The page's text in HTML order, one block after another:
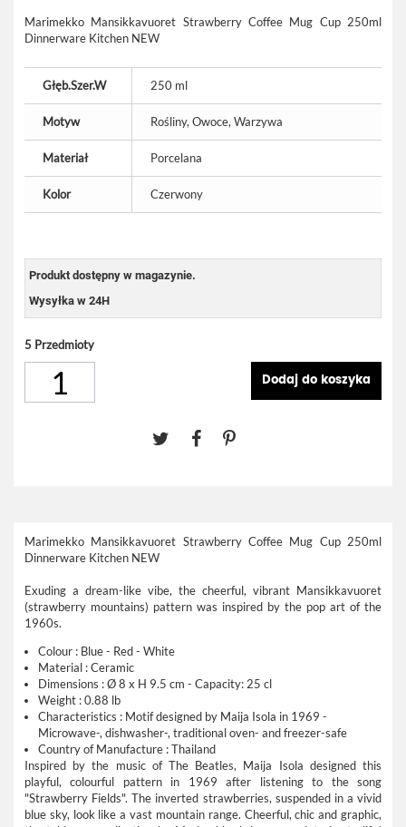
Marimekko Mansikkavuoret Strawberry Coffee Mug Cup 250ml
Dinnerware Kitchen NEW
Głęb.Szer.W 250 ml
Motyw Rośliny, Owoce, Warzywa
Materiał Porcelana
Kolor Czerwony
Produkt dostępny w magazynie.
Wysyłka w 24H
5 Przedmioty
Dodaj do koszyka
Marimekko Mansikkavuoret Strawberry Coffee Mug Cup 250ml
Dinnerware Kitchen NEW
Exuding a dream-like vibe, the cheerful, vibrant Mansikkavuoret
(strawberry mountains) pattern was inspired by the pop art of the
1960s.
Colour : Blue - Red - White
Material :Ceramic
Dimensions :Ø 8 x H 9.5 cm - Capacity: 25 cl
Weight :0.88 lb
Characteristics : Motif designed by Maija Isola in 1969 -
Microwave-, dishwasher-, traditional oven- and freezer-safe
Country of Manufacture :Thailand
Inspired by the music of The Beatles, Maija Isola designed this
playful, colourful pattern in 1969 after listening to the song
"Strawberry Fields". The inverted strawberries, suspended in a vivid
blue sky, look like a vast mountain range. Cheerful, chic and graphic,